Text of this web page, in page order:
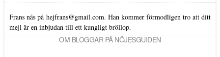
Frans nås på hejfrans@gmail.com. Han kommer förmodligen tro att ditt
mejl är en inbjudan till ett kungligt bröllop.
OM BLOGGAR PÅ NÖJESGUIDEN